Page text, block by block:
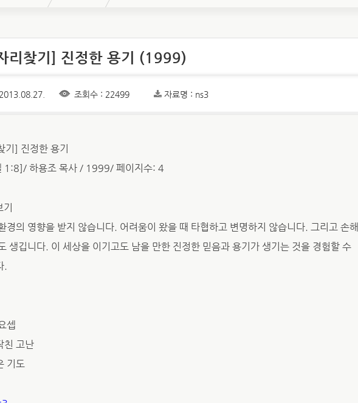
리찾기] 진정한 용기 (1999)
조회수 : 22499 자료명 : ns3
기] 진정한 용기
1:8]/ 하용조 목사 / 1999/ 페이지수: 4
경의 영향을 받지 않습니다. 어려움이 왔을 때 타협하고 변명하지 않습니다. 그리고 손해
생깁니다. 이 세상을 이기고도 남을 만한 진정한 믿음과 용기가 생기는 것을 경험할 수
.
셉
친 고난
기도